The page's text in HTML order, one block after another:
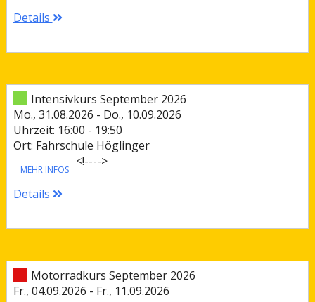
Details
Intensivkurs September 2026
Mo., 31.08.2026 - Do., 10.09.2026
Uhrzeit: 16:00 - 19:50
Ort: Fahrschule Höglinger
<!--
MEHR INFOS
-->
Details
Motorradkurs September 2026
Fr., 04.09.2026 - Fr., 11.09.2026